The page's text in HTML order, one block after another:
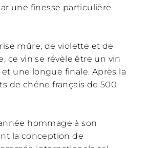
une finesse particulière
mûre, de violette et de
ce vin se révèle être un vin
une longue finale. Après la
de chêne français de 500
hommage à son
la conception de